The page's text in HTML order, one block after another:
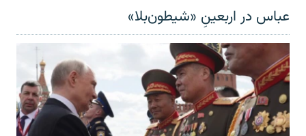
عباس در اربعینِ «شیطون‌بلا»